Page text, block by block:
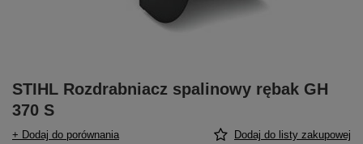
STIHL Rozdrabniacz spalinowy rębak GH
370 S
+ Dodaj do porównania Dodaj do listy zakupowej